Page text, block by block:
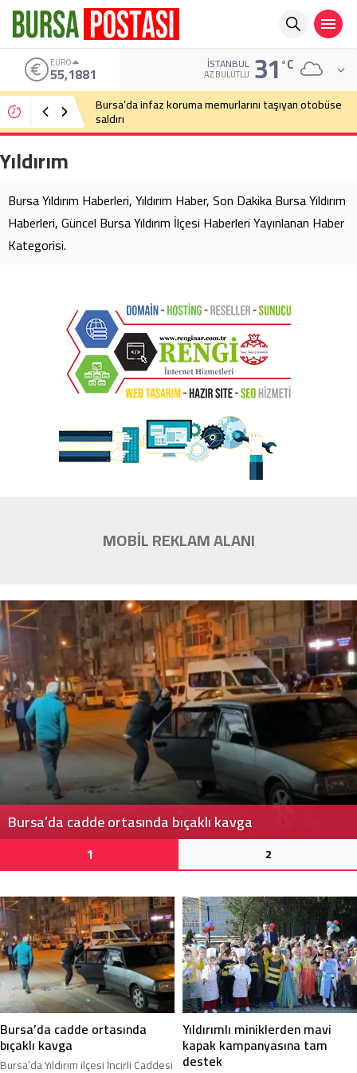
EURO
55,1881 İSTANBUL
AZ BULUTLU 31°C
Bursa’da infaz koruma memurlarını taşıyan otobüse
saldırı
Yıldırım
Bursa Yıldırım Haberleri, Yıldırım Haber, Son Dakika Bursa Yıldırım
Haberleri, Güncel Bursa Yıldırım İlçesi Haberleri Yayınlanan Haber
Kategorisi.
MOBİL REKLAM ALANI
Bursa’da cadde ortasında bıçaklı kavga
1 2
Bursa’da cadde ortasında
bıçaklı kavga
Bursa’da Yıldırım ilçesi İncirli Caddesi
Yıldırımlı miniklerden mavi
kapak kampanyasına tam
destek